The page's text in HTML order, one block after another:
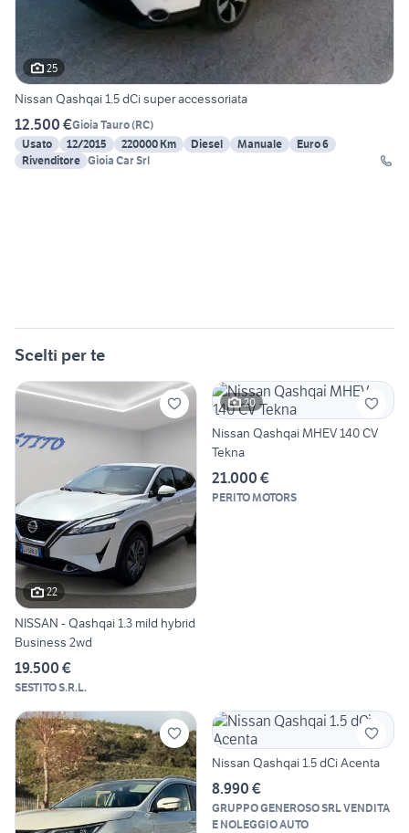
25
Nissan Qashqai 1.5 dCi super accessoriata
12.500 €Gioia Tauro(RC)
Usato
12/2015 220000 Km Diesel Manuale
Euro 6
Rivenditore Gioia Car Srl
Scelti per te
22
NISSAN - Qashqai 1.3 mild hybrid
Business 2wd
19.500 €
SESTITO S.R.L.
20
Nissan Qashqai MHEV 140 CV
Tekna
21.000 €
PERITO MOTORS
Nissan Qashqai 1.5 dCi Acenta
8.990 €
GRUPPO GENEROSO SRL VENDITA
E NOLEGGIO AUTO